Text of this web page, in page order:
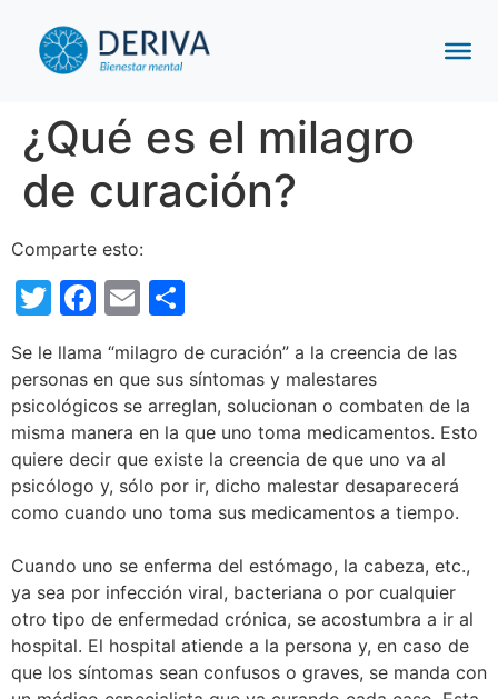
¿Qué es el milagro
de curación?
Comparte esto:
Twitter
Facebook
Email
Se le llama “milagro de curación” a la creencia de las
personas en que sus síntomas y malestares
psicológicos se arreglan, solucionan o combaten de la
misma manera en la que uno toma medicamentos. Esto
quiere decir que existe la creencia de que uno va al
psicólogo y, sólo por ir, dicho malestar desaparecerá
como cuando uno toma sus medicamentos a tiempo.
Cuando uno se enferma del estómago, la cabeza, etc.,
ya sea por infección viral, bacteriana o por cualquier
otro tipo de enfermedad crónica, se acostumbra a ir al
hospital. El hospital atiende a la persona y, en caso de
que los síntomas sean confusos o graves, se manda con